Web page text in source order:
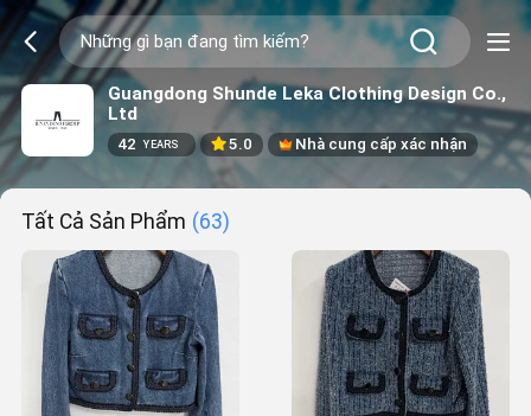
Guangdong Shunde Leka Clothing Design Co.,
Ltd
42 YEARS 5.0 Nhà cung cấp xác nhận
Tất Cả Sản Phẩm (63)